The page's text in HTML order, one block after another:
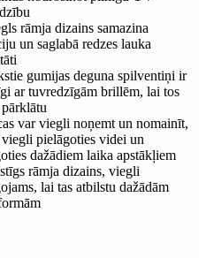
rāmja dizains samazina
un saglabā redzes lauka
gumijas deguna spilventiņi ir
ar tuvredzīgām brillēm, lai tos
var viegli noņemt un nomainīt,
pielāgoties videi un
dažādiem laika apstākļiem
rāmja dizains, viegli
lai tas atbilstu dažādām